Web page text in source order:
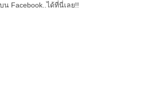
น Facebook..ได้ที่นี่เลย!!